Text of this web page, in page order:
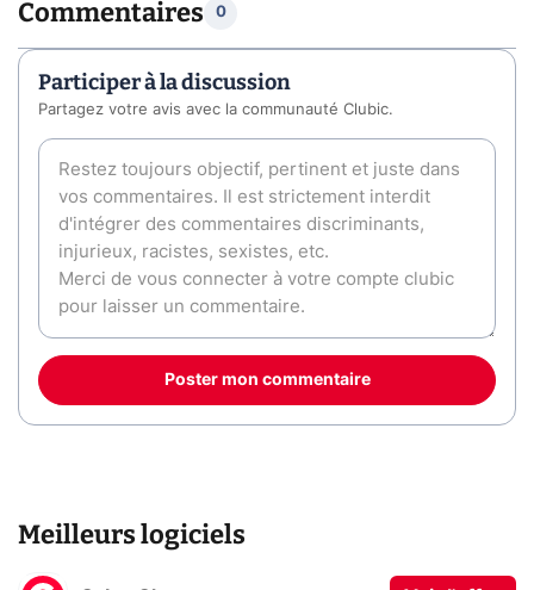
Commentaires 0
Participer à la discussion
Partagez votre avis avec la communauté Clubic.
Poster mon commentaire
Meilleurs logiciels